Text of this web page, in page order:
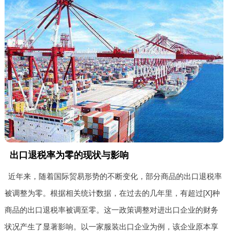
出口退税率为零的现状与影响
近年来，随着国际贸易形势的不断变化，部分商品的出口退税率
被调整为零。根据相关统计数据，在过去的几年里，有超过[X]种
商品的出口退税率被调至零。这一政策调整对进出口企业的财务
状况产生了显著影响。以一家服装出口企业为例，该企业原本享